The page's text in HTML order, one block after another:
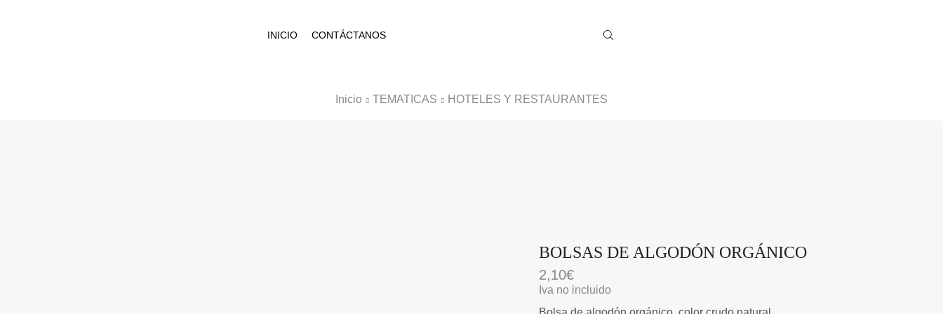
INICIO CONTÁCTANOS
Inicio TEMATICAS HOTELES Y RESTAURANTES
BOLSAS DE ALGODÓN ORGÁNICO
2,10€
Iva no incluido